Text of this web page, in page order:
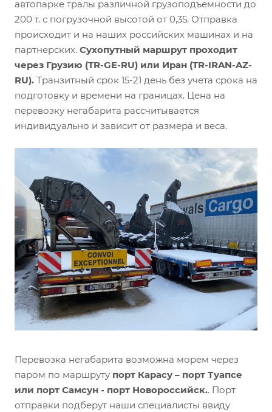
автопарке тралы различной грузоподъемности до
200 т. с погрузочной высотой от 0,35. Отправка
происходит и на наших российских машинах и на
партнерских. Сухопутный маршрут проходит
через Грузию (TR-GE-RU) или Иран (TR-IRAN-AZ-
RU). Транзитный срок 15-21 день без учета срока на
подготовку и времени на границах. Цена на
перевозку негабарита рассчитывается
индивидуально и зависит от размера и веса.
Перевозка негабарита возможна морем через
паром по маршруту порт Карасу – порт Туапсе
или порт Самсун - порт Новороссийск.. Порт
отправки подберут наши специалисты ввиду